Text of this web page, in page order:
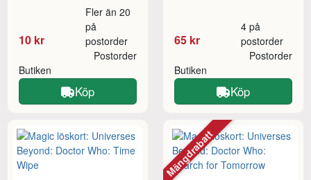
10 kr
Fler än 20
på
postorder
Butiken
Postorder
Köp
65 kr
4 på
postorder
Butiken
Postorder
Köp
Mängdrabatt